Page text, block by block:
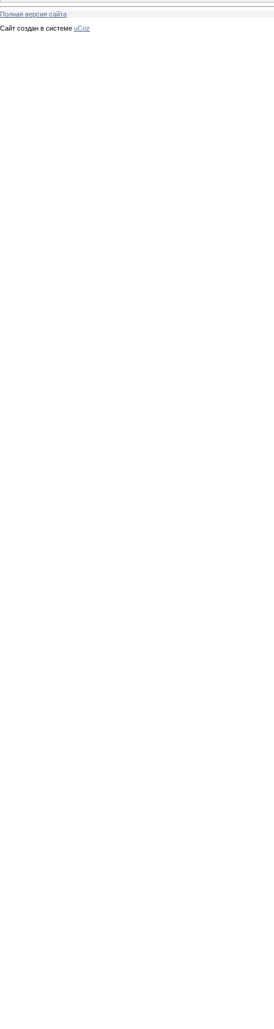
Полная версия сайта
Сайт создан в системе uCoz